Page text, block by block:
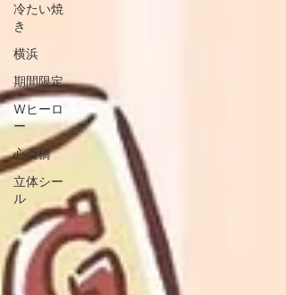
冷たい焼
き
横浜
期間限定
Wヒーロ
ー
心斎橋
立体シー
ル